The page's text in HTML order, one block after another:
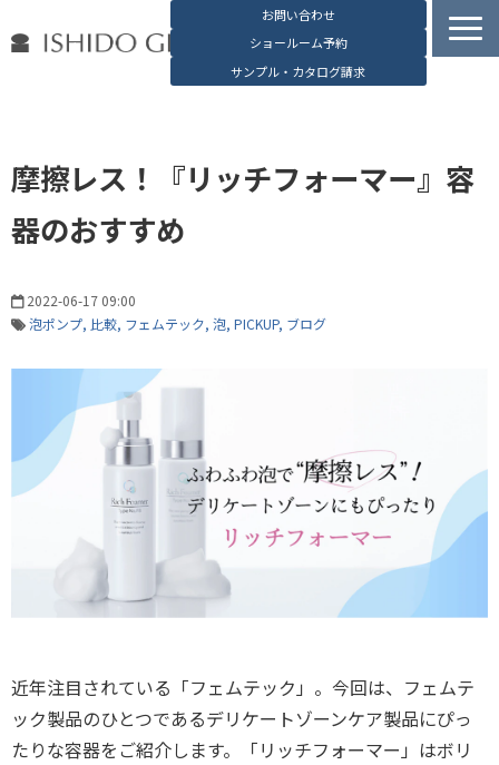
お問い合わせ
ショールーム予約
サンプル・カタログ請求
石堂硝子の特長
石堂硝子が選ばれる理由
摩擦レス！『リッチフォーマー』容
器のおすすめ
2022-06-17 09:00
泡ポンプ 比較 フェムテック 泡 PICKUP ブログ
近年注目されている「フェムテック」。今回は、フェムテ
ック製品のひとつであるデリケートゾーンケア製品にぴっ
たりな容器をご紹介します。「リッチフォーマー」はボリ